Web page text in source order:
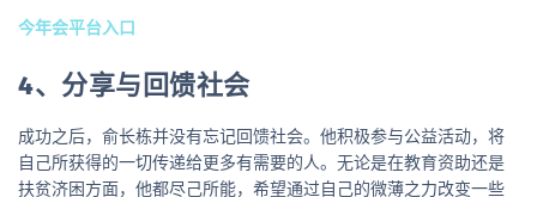
今年会平台入口
4、分享与回馈社会
成功之后，俞长栋并没有忘记回馈社会。他积极参与公益活动，将
自己所获得的一切传递给更多有需要的人。无论是在教育资助还是
扶贫济困方面，他都尽己所能，希望通过自己的微薄之力改变一些